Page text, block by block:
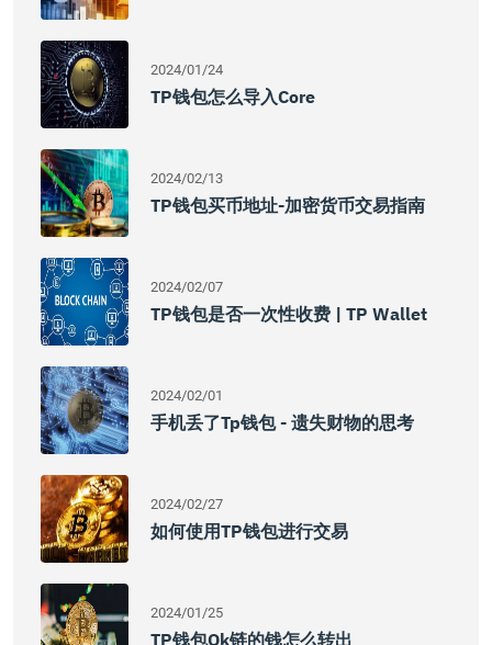
2024/01/24
TP钱包怎么导入Core
2024/02/13
TP钱包买币地址-加密货币交易指南
2024/02/07
TP钱包是否一次性收费 | TP Wallet
2024/02/01
手机丢了tp钱包 - 遗失财物的思考
2024/02/27
如何使用TP钱包进行交易
2024/01/25
TP钱包ok链的钱怎么转出